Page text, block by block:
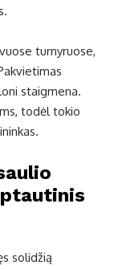
turnyruose,
staigmena.
todėl tokio
solidžią